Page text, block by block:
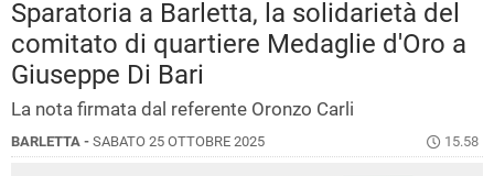
Sparatoria a Barletta, la solidarietà del
comitato di quartiere Medaglie d'Oro a
Giuseppe Di Bari
La nota firmata dal referente Oronzo Carli
BARLETTA - SABATO 25 OTTOBRE 2025 15.58